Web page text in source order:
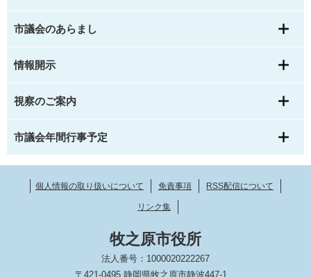
市議会のあらまし
情報開示
視察のご案内
市議会年間行事予定
個人情報の取り扱いについて 免責事項 RSS配信について
リンク集
牧之原市役所
法人番号：1000020222267
〒421-0495 静岡県牧之原市静波447-1